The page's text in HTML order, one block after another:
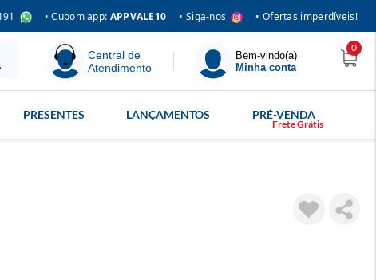
• Cupom app: APPVALE10 • Siga-nos • Ofertas imperdíveis!
Central de
Atendimento
Bem-vindo(a)
Minha conta
0
PRESENTES LANÇAMENTOS PRÉ-VENDA